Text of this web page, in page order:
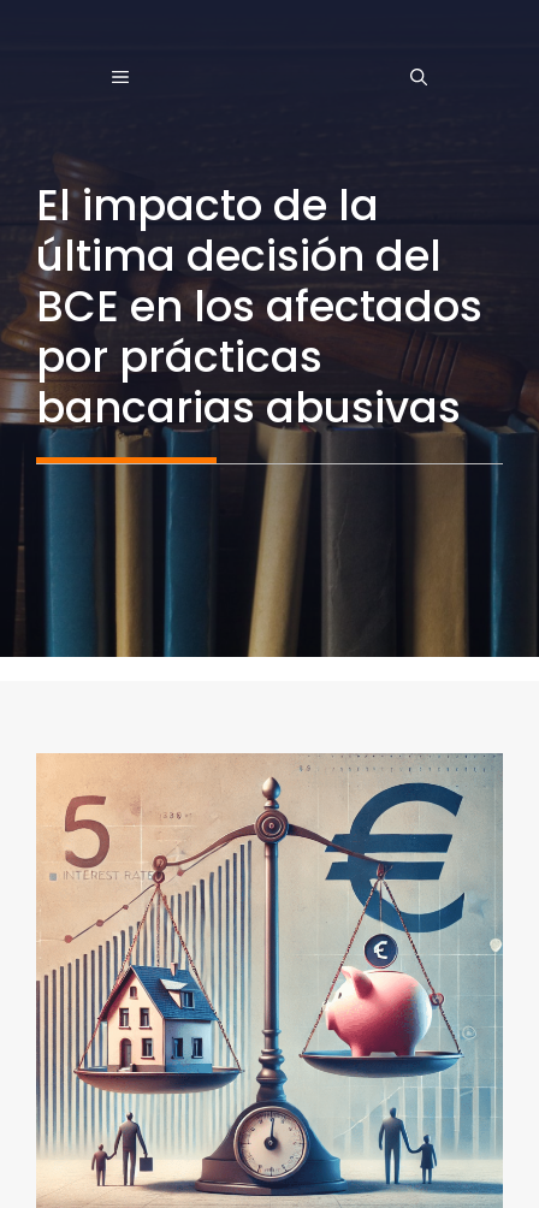
MENÚ
El impacto de la
última decisión del
BCE en los afectados
por prácticas
bancarias abusivas